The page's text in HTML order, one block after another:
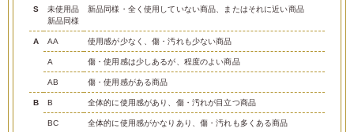
S
未使用品
新品同様
新品同様・全く使用していない商品、またはそれに近い商品
A AA 使用感が少なく、傷・汚れも少ない商品
A 傷・使用感は少しあるが、程度のよい商品
AB 傷・使用感がある商品
B B 全体的に使用感があり、傷・汚れが目立つ商品
BC 全体的に使用感がかなりあり、傷・汚れも多くある商品